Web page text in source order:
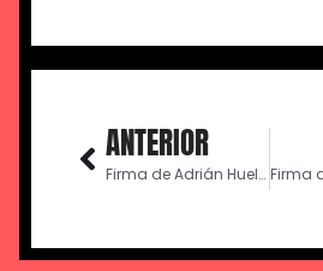
ANTERIOR
Firma de Adrián Huelva